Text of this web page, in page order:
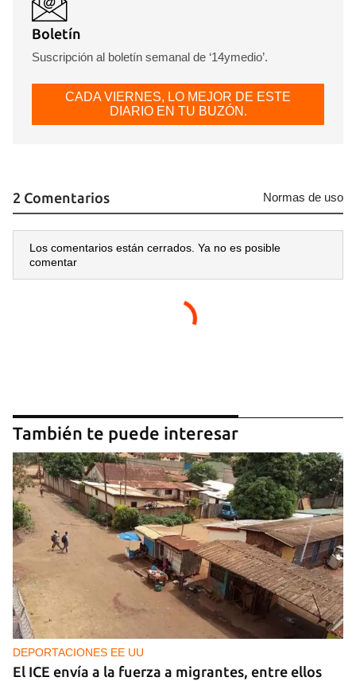
Boletín
Suscripción al boletín semanal de ‘14ymedio’.
CADA VIERNES, LO MEJOR DE ESTE
DIARIO EN TU BUZÓN.
2 Comentarios Normas de uso
Los comentarios están cerrados. Ya no es posible
comentar
También te puede interesar
DEPORTACIONES EE UU
El ICE envía a la fuerza a migrantes, entre ellos